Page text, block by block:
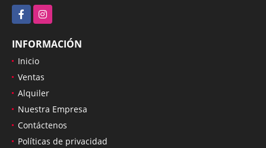
FacebookInstagram
INFORMACIÓN
Inicio
Ventas
Alquiler
Nuestra Empresa
Contáctenos
Políticas de privacidad